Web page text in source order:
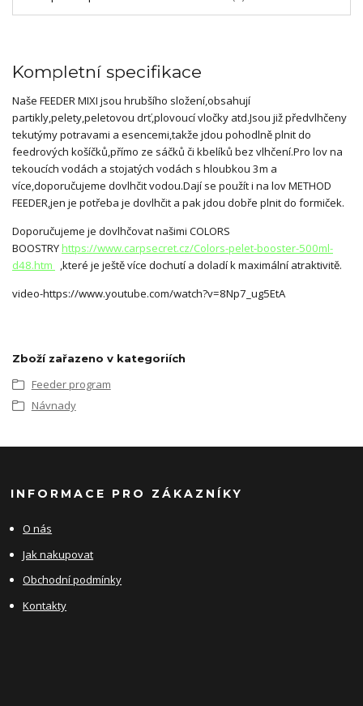
Kompletní specifikace
Naše FEEDER MIXI jsou hrubšího složení,obsahují
partikly,pelety,peletovou drť,plovoucí vločky atd.Jsou již předvlhčeny
tekutýmy potravami a esencemi,takže jdou pohodlně plnit do
feedrových košíčků,přímo ze sáčků či kbelíků bez vlhčení.Pro lov na
tekoucích vodách a stojatých vodách s hloubkou 3m a
více,doporučujeme dovlhčit vodou.Dají se použít i na lov METHOD
FEEDER,jen je potřeba je dovlhčit a pak jdou dobře plnit do formiček.
Doporučujeme je dovlhčovat našimi COLORS
BOOSTRY https://www.carpsecret.cz/Colors-pelet-booster-500ml-
d48.htm
,které je ještě více dochutí a doladí k maximální atraktivitě.
video-https://www.youtube.com/watch?v=8Np7_ug5EtA
Zboží zařazeno v kategoriích
Feeder program
Návnady
INFORMACE PRO ZÁKAZNÍKY
O nás
Jak nakupovat
Obchodní podmínky
Kontakty